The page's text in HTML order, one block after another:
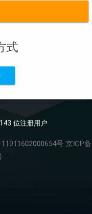
式
位注册用户
号 京ICP备